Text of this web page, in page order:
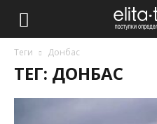
Теги Донбас
ТЕГ: ДОНБАС